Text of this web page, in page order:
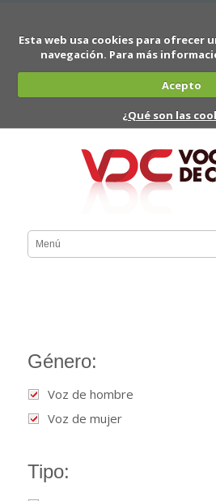
Esta web usa cookies para ofrecer
navegación. Para más
Acepto
¿Qué son las
Género:
Voz de hombre
Voz de mujer
Tipo: